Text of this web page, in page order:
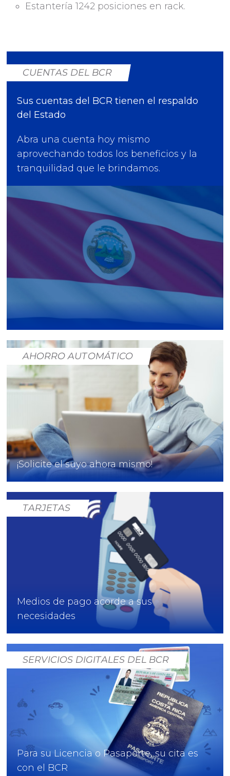
Estantería 1242 posiciones en rack.
CUENTAS DEL BCR
Sus cuentas del BCR tienen el respaldo
del Estado
Abra una cuenta hoy mismo
aprovechando todos los beneficios y la
tranquilidad que le brindamos.
AHORRO AUTOMÁTICO
¡Solicite el suyo ahora mismo!
TARJETAS
Medios de pago acorde a sus
necesidades
SERVICIOS DIGITALES DEL BCR
Para su Licencia o Pasaporte, su cita es
con el BCR